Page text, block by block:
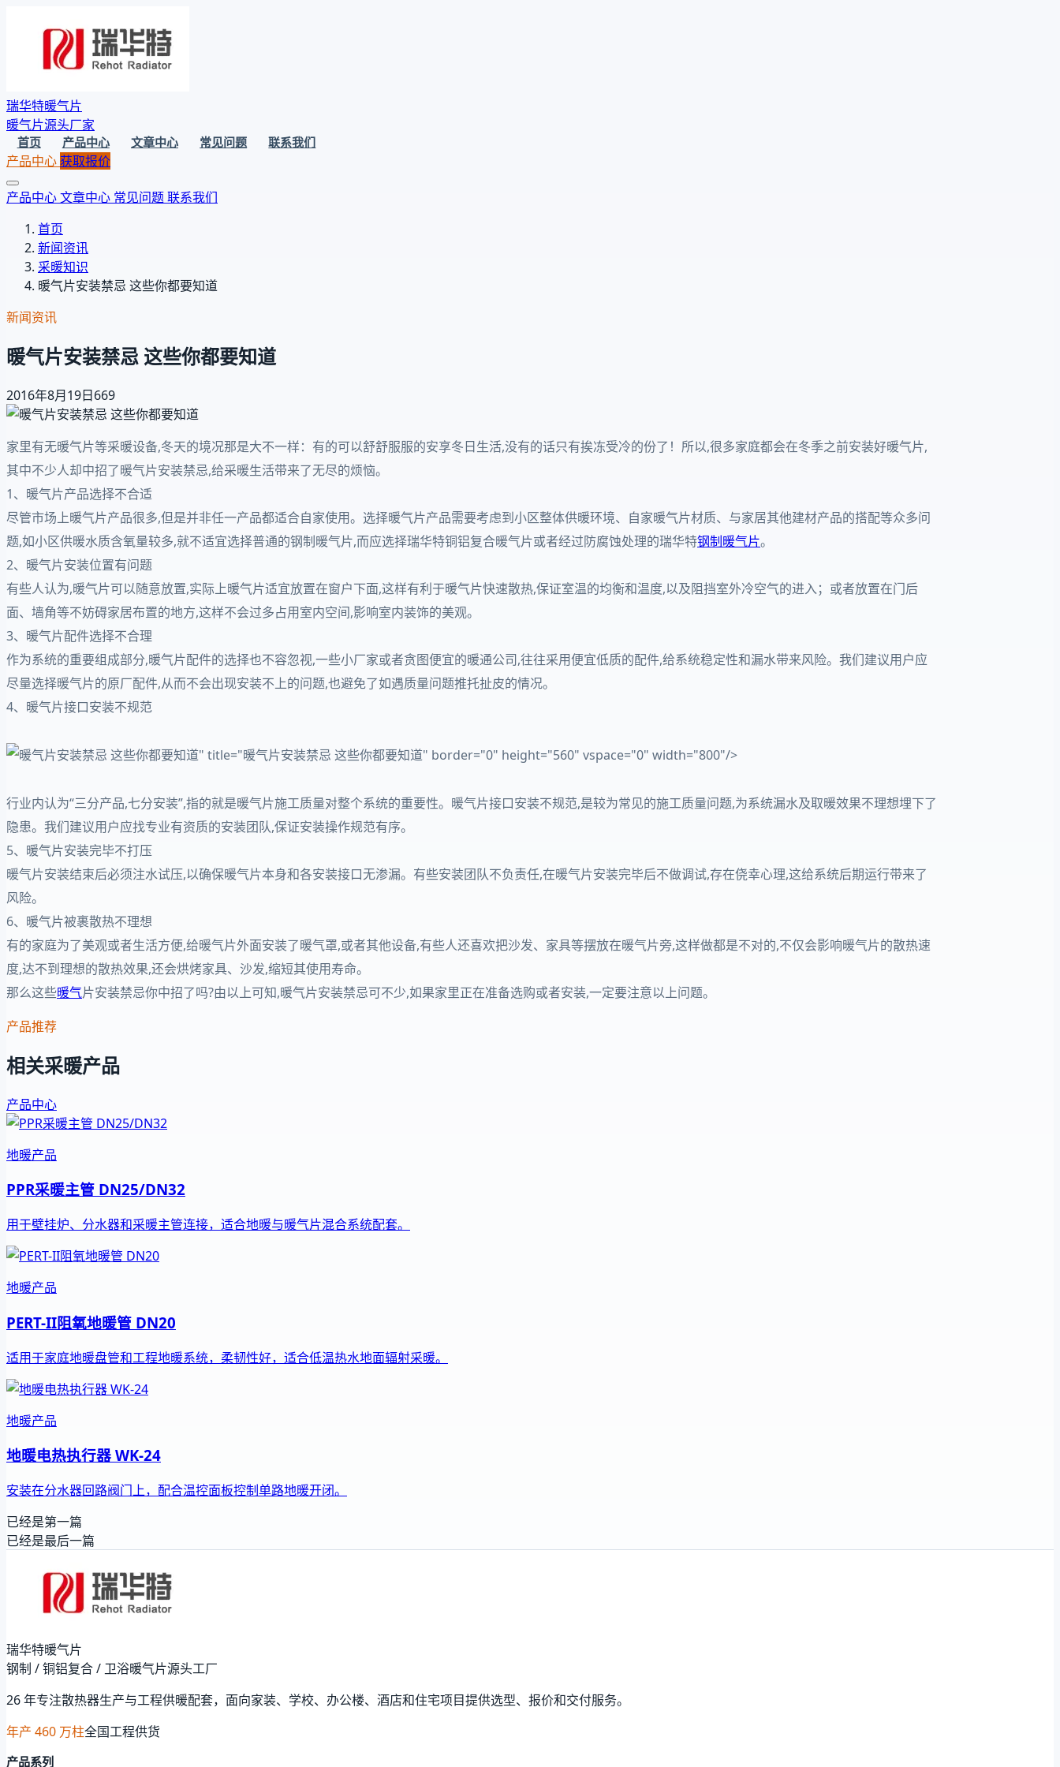
瑞华特暖气片
暖气片源头厂家
首页 产品中心 文章中心 常见问题 联系我们
产品中心获取报价
产品中心文章中心 常见问题联系我们
首页
新闻资讯
采暖知识
暖气片安装禁忌 这些你都要知道
新闻资讯
暖气片安装禁忌 这些你都要知道
2016年8月19日669
家里有无暖气片等采暖设备,冬天的境况那是大不一样：有的可以舒舒服服的安享冬日生活,没有的话只有挨冻受冷的份了！所以,很多家庭都会在冬季之前安装好暖气片,
其中不少人却中招了暖气片安装禁忌,给采暖生活带来了无尽的烦恼。
1、暖气片产品选择不合适
尽管市场上暖气片产品很多,但是并非任一产品都适合自家使用。选择暖气片产品需要考虑到小区整体供暖环境、自家暖气片材质、与家居其他建材产品的搭配等众多问
题,如小区供暖水质含氧量较多,就不适宜选择普通的钢制暖气片,而应选择瑞华特铜铝复合暖气片或者经过防腐蚀处理的瑞华特钢制暖气片。
2、暖气片安装位置有问题
有些人认为,暖气片可以随意放置,实际上暖气片适宜放置在窗户下面,这样有利于暖气片快速散热,保证室温的均衡和温度,以及阻挡室外冷空气的进入；或者放置在门后
面、墙角等不妨碍家居布置的地方,这样不会过多占用室内空间,影响室内装饰的美观。
3、暖气片配件选择不合理
作为系统的重要组成部分,暖气片配件的选择也不容忽视,一些小厂家或者贪图便宜的暖通公司,往往采用便宜低质的配件,给系统稳定性和漏水带来风险。我们建议用户应
尽量选择暖气片的原厂配件,从而不会出现安装不上的问题,也避免了如遇质量问题推托扯皮的情况。
4、暖气片接口安装不规范
" title="暖气片安装禁忌 这些你都要知道" border="0" height="560" vspace="0" width="800"/>
行业内认为“三分产品,七分安装”,指的就是暖气片施工质量对整个系统的重要性。暖气片接口安装不规范,是较为常见的施工质量问题,为系统漏水及取暖效果不理想埋下了
隐患。我们建议用户应找专业有资质的安装团队,保证安装操作规范有序。
5、暖气片安装完毕不打压
暖气片安装结束后必须注水试压,以确保暖气片本身和各安装接口无渗漏。有些安装团队不负责任,在暖气片安装完毕后不做调试,存在侥幸心理,这给系统后期运行带来了
风险。
6、暖气片被裹散热不理想
有的家庭为了美观或者生活方便,给暖气片外面安装了暖气罩,或者其他设备,有些人还喜欢把沙发、家具等摆放在暖气片旁,这样做都是不对的,不仅会影响暖气片的散热速
度,达不到理想的散热效果,还会烘烤家具、沙发,缩短其使用寿命。
那么这些暖气片安装禁忌你中招了吗?由以上可知,暖气片安装禁忌可不少,如果家里正在准备选购或者安装,一定要注意以上问题。
产品推荐
相关采暖产品
产品中心
地暖产品
PPR采暖主管 DN25/DN32
用于壁挂炉、分水器和采暖主管连接，适合地暖与暖气片混合系统配套。
地暖产品
PERT-II阻氧地暖管 DN20
适用于家庭地暖盘管和工程地暖系统，柔韧性好，适合低温热水地面辐射采暖。
地暖产品
地暖电热执行器 WK-24
安装在分水器回路阀门上，配合温控面板控制单路地暖开闭。
已经是第一篇
已经是最后一篇
瑞华特暖气片
钢制 / 铜铝复合 / 卫浴暖气片源头工厂
26 年专注散热器生产与工程供暖配套，面向家装、学校、办公楼、酒店和住宅项目提供选型、报价和交付服务。
年产 460 万柱全国工程供货
产品系列